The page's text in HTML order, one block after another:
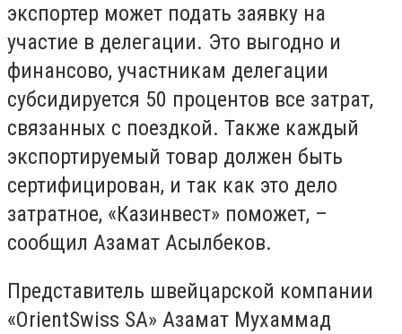
экспортер может подать заявку на
участие в делегации. Это выгодно и
финансово, участникам делегации
субсидируется 50 процентов все затрат,
связанных с поездкой. Также каждый
экспортируемый товар должен быть
сертифицирован, и так как это дело
затратное, «Казинвест» поможет, –
сообщил Азамат Асылбеков.
Представитель швейцарской компании
«OrientSwiss SA» Азамат Мухаммад